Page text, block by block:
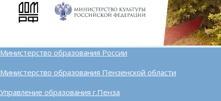
Министерство образования России
Министерство образования Пензенской области
Управление образования г.Пенза